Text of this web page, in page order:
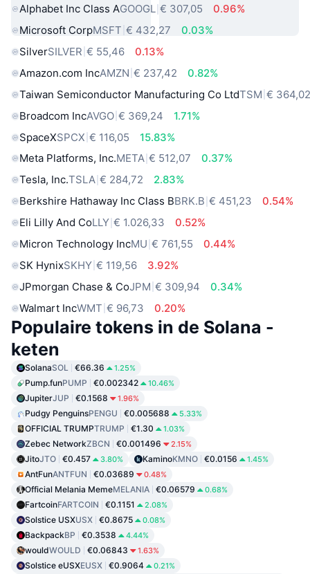
Alphabet Inc Class AGOOGL € 307,05
0.96%
Microsoft CorpMSFT € 432,27
0.03%
SilverSILVER € 55,46
0.13%
Amazon.com IncAMZN € 237,42
0.82%
Taiwan Semiconductor Manufacturing Co LtdTSM €
Broadcom IncAVGO € 369,24
1.71%
SpaceXSPCX € 116,05
15.83%
Meta Platforms, Inc.META € 512,07
0.37%
Tesla, Inc.TSLA € 284,72
2.83%
Berkshire Hathaway Inc Class BBRK.B € 451,23
0.54%
Eli Lilly And CoLLY € 1.026,33
0.52%
Micron Technology IncMU € 761,55
0.44%
SK HynixSKHY € 119,56
3.92%
JPmorgan Chase & CoJPM € 309,94
0.34%
Walmart IncWMT € 96,73 0.20%
Populaire tokens in de Solana -
keten
SolanaSOL €66.36 1.25%
Pump.funPUMP €0.002342 10.46%
JupiterJUP €0.1568 1.96%
Pudgy PenguinsPENGU €0.005688 5.33%
OFFICIAL TRUMPTRUMP €1.30 1.03%
Zebec NetworkZBCN €0.001496 2.15%
JitoJTO €0.457 3.80% KaminoKMNO €0.0156 1.45%
AntFunANTFUN €0.03689 0.48%
Official Melania MemeMELANIA €0.06579 0.68%
FartcoinFARTCOIN €0.1151 2.08%
Solstice USXUSX €0.8675 0.08%
BackpackBP €0.3538 4.44%
wouldWOULD €0.06843 1.63%
Solstice eUSXEUSX €0.9064 0.21%